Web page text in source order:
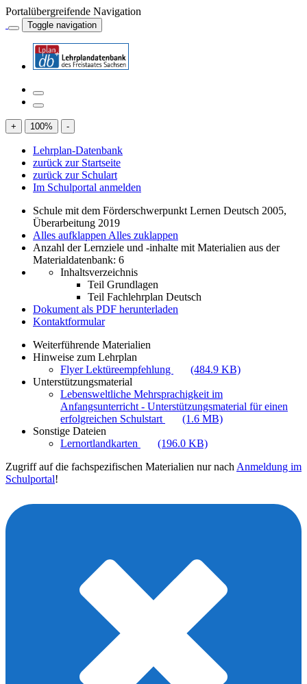
Portalübergreifende Navigation
Toggle navigation
+ 100% -
Lehrplan-Datenbank
zurück zur Startseite
zurück zur Schulart
Im Schulportal anmelden
Schule mit dem Förderschwerpunkt Lernen Deutsch 2005,
Überarbeitung 2019
Alles aufklappen Alles zuklappen
Anzahl der Lernziele und -inhalte mit Materialien aus der
Materialdatenbank: 6
Inhaltsverzeichnis
Teil Grundlagen
Teil Fachlehrplan Deutsch
Dokument als PDF herunterladen
Kontaktformular
Weiterführende Materialien
Hinweise zum Lehrplan
Flyer Lektüreempfehlung
(484.9 KB)
Unterstützungsmaterial
Lebensweltliche Mehrsprachigkeit im
Anfangsunterricht - Unterstützungsmaterial für einen
erfolgreichen Schulstart
(1.6 MB)
Sonstige Dateien
Lernortlandkarten
(196.0 KB)
Zugriff auf die fachspezifischen Materialien nur nach Anmeldung im
Schulportal!